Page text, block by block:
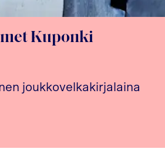
Kuponki
joukkovelkakirjalaina